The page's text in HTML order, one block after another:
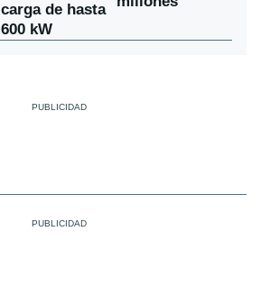
carga de hasta
600 kW